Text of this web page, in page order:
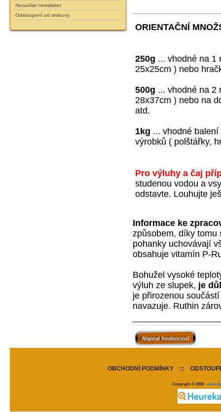
Nezasílat newslatter
Odstoupení od smlouvy
ORIENTAČNÍ
250g ... vhodné na 1
25x25cm ) nebo
500g ... vhodné na 2
28x37cm ) nebo na
atd.
1kg ... vhodné
výrobků ( polštářky,
Pro výluhy a čaj
studenou vodou a
odstavte. Louhujte
Informace ke
způsobem, díky tomu
pohanky uchovávají
obsahuje vitamín P-
Bohužel vysoké
výluh ze slupek, je
je přirozenou
navazuje. Ruthin
OBCHODNÍ PODMÍNKY ::
Copyright © 2026